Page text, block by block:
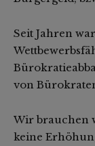
Seit Jahren
von
Wir brauchen
keine